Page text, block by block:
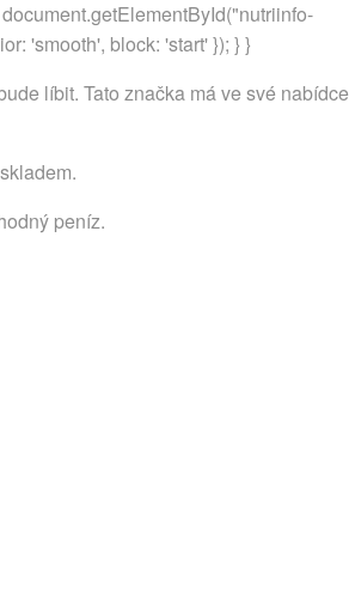
'smooth', block: 'start' }); } }
líbit. Tato značka má ve své nabídce
peníz.